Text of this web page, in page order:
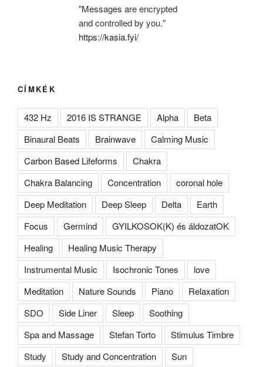
"Messages are encrypted
and controlled by you."
https://kasia.fyi/
CÍMKÉK
432 Hz 2016 IS STRANGE Alpha
Beta
Binaural Beats
Brainwave
Calming Music
Carbon Based Lifeforms
Chakra
Chakra Balancing
Concentration
coronal hole
Deep Meditation
Deep Sleep Delta
Earth
Focus
Germind
GYILKOSOK(K) és áldozatOK
Healing
Healing Music Therapy
Instrumental Music
Isochronic Tones
love
Meditation
Nature Sounds Piano
Relaxation
SDO
Side Liner Sleep
Soothing
Spa and Massage
Stefan Torto
Stimulus Timbre
Study
Study and Concentration Sun